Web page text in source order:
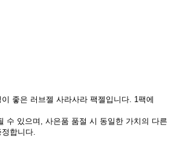
좋은 러브젤 사라사라 팩젤입니다. 1팩에
수 있으며, 사은품 품절 시 동일한 가치의 다른
합니다.